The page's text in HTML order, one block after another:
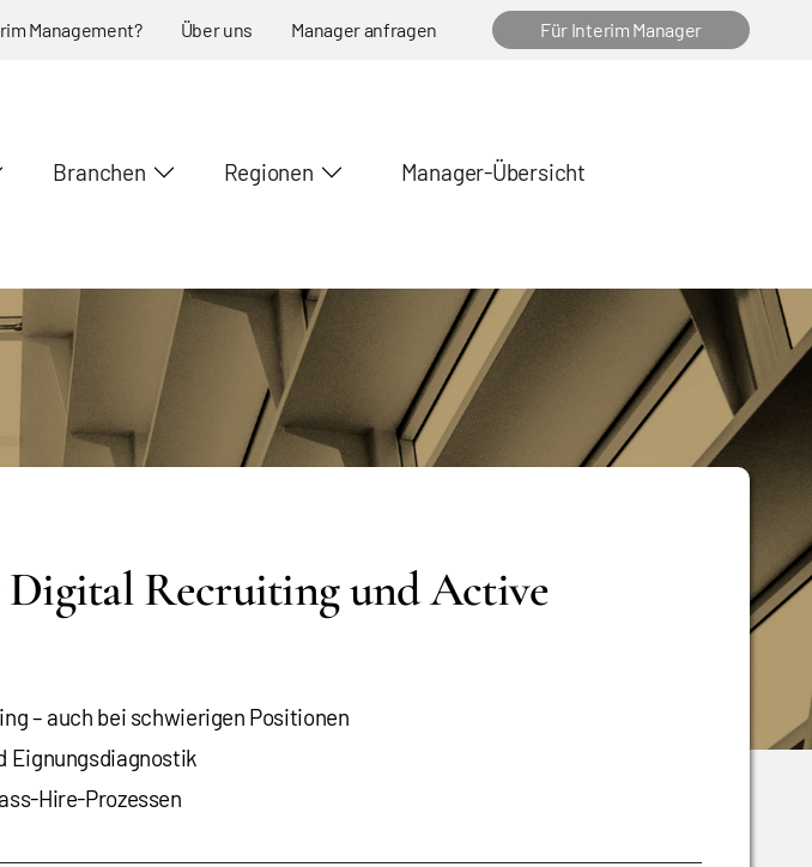
Management? Über uns Manager anfragen Für Interim Manager
Branchen Regionen Manager-Übersicht
Digital Recruiting und Active
– auch bei schwierigen Positionen
Eignungsdiagnostik
Hire-Prozessen